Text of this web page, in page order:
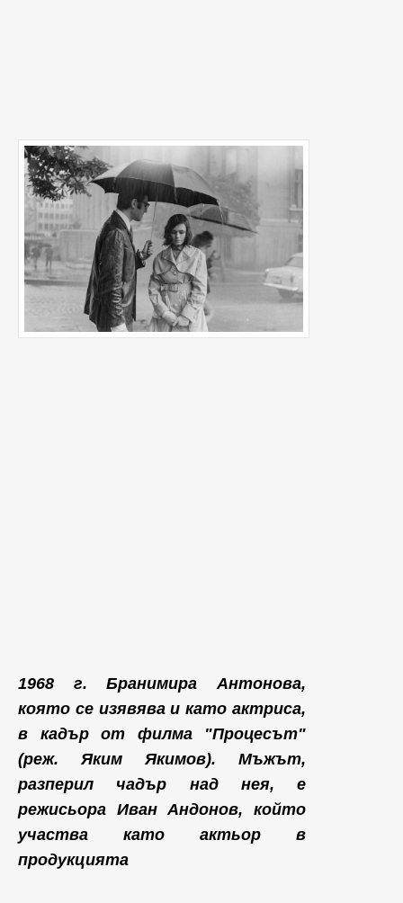
1968 г. Бранимира Антонова,
която се изявява и като актриса,
в кадър от филма "Процесът"
(реж. Яким Якимов). Мъжът,
разперил чадър над нея, е
режисьора Иван Андонов, който
участва като актьор в
продукцията